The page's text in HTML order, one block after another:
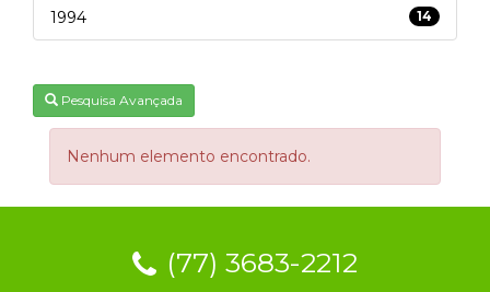
1994 14
Pesquisa Avançada
Nenhum elemento encontrado.
(77) 3683-2212